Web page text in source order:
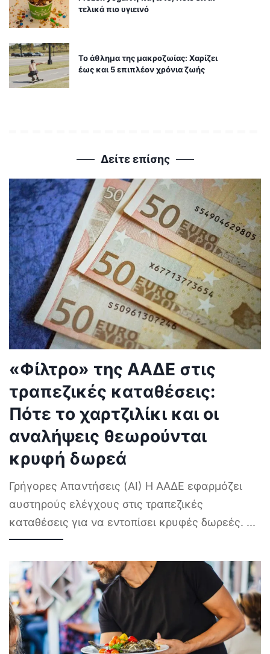
τελικά πιο υγιεινό
Το άθλημα της μακροζωίας: Χαρίζει
έως και 5 επιπλέον χρόνια ζωής
Δείτε επίσης
«Φίλτρο» της ΑΑΔΕ στις
τραπεζικές καταθέσεις:
Πότε το χαρτζιλίκι και οι
αναλήψεις θεωρούνται
κρυφή δωρεά
Γρήγορες Απαντήσεις (AI) Η ΑΑΔΕ εφαρμόζει
αυστηρούς ελέγχους στις τραπεζικές
καταθέσεις για να εντοπίσει κρυφές δωρεές. ...